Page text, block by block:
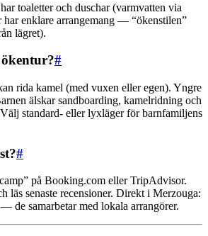
toaletter och duschar (varmvatten via
har enklare arrangemang — “ökenstilen”
lägret).
#
rida kamel (med vuxen eller egen). Yngre
älskar sandboarding, kamelridning och
standard- eller lyxläger för barnfamiljens
#
på Booking.com eller TripAdvisor.
läs senaste recensioner. Direkt i Merzouga:
de samarbetar med lokala arrangörer.